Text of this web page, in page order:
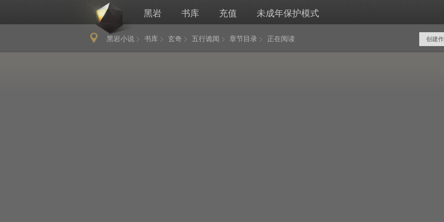
黑岩 书库 充值 未成年保护模式
黑岩小说 书库 玄奇 五行诡闻 章节目录 正在阅读 创建